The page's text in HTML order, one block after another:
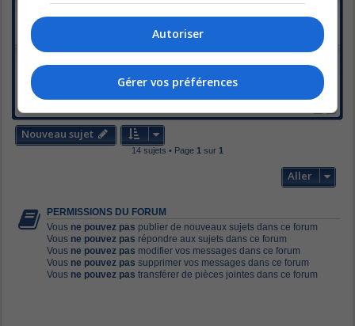
PREMIÈRE Les Chefs - Émission du 17 Juin 2013
Dernier message parlolilou«ven. juin 21, 2013 6:46 pm
La nouvelle animatrice de Les chefs est Élyse
Marquis
Dernier message par MsPontchartrain«lun. juin 17, 2013 7:49
Réponses :21
Nouveau sujet
14 sujets • Page 1 sur 1
Aller
PERMISSIONS DU FORUM
Vous ne pouvez pas publier de nouveaux sujets dans ce forum
Vous ne pouvez pas répondre aux sujets dans ce forum
Vous ne pouvez pas modifier vos messages dans ce forum
Vous ne pouvez pas supprimer vos messages dans ce forum
Vous ne pouvez pas transférer de pièces jointes dans ce forum
Autoriser
Gérer vos préférences